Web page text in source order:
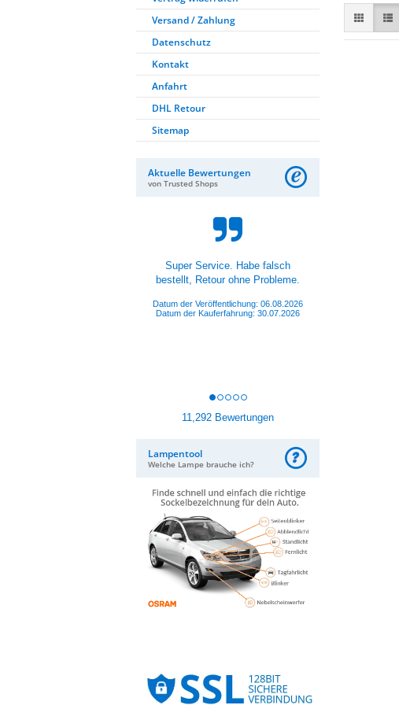
Versand / Zahlung
Datenschutz
Kontakt
Anfahrt
DHL Retour
Sitemap
Aktuelle Bewertungen
von Trusted Shops
Hat alles super gepasst und
funktioniert.
Datum der Veröffentlichung: 05.08.2026
Datum der Kauferfahrung: 26.07.2026
11,292 Bewertungen
Lampentool
Welche Lampe brauche ich?